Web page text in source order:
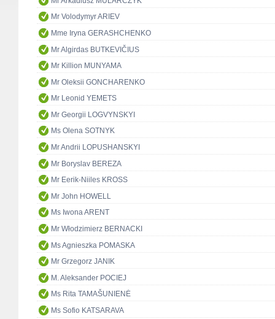
Mr Volodymyr ARIEV
Mme Iryna GERASHCHENKO
Mr Algirdas BUTKEVIČIUS
Mr Killion MUNYAMA
Mr Oleksii GONCHARENKO
Mr Leonid YEMETS
Mr Georgii LOGVYNSKYI
Ms Olena SOTNYK
Mr Andrii LOPUSHANSKYI
Mr Boryslav BEREZA
Mr Eerik-Niiles KROSS
Mr John HOWELL
Ms Iwona ARENT
Mr Włodzimierz BERNACKI
Ms Agnieszka POMASKA
Mr Grzegorz JANIK
M. Aleksander POCIEJ
Ms Rita TAMAŠUNIENĖ
Ms Sofio KATSARAVA